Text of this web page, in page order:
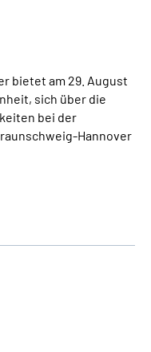
bietet am 29. August
sich über die
bei der
Hannover